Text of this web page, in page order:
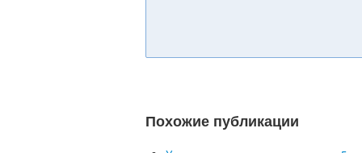
Похожие публикации